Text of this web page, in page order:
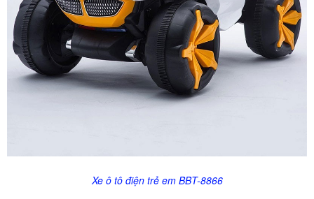
Xe ô tô điện trẻ em BBT-8866